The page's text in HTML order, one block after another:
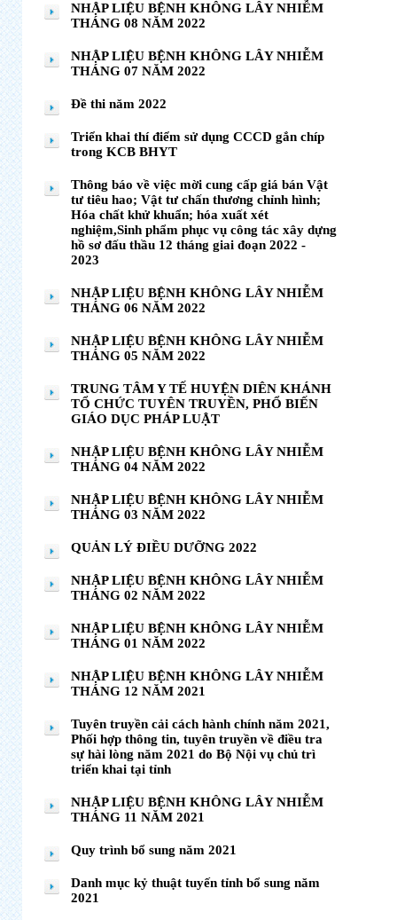
NHẬP LIỆU BỆNH KHÔNG LÂY NHIỄM
THÁNG 08 NĂM 2022
NHẬP LIỆU BỆNH KHÔNG LÂY NHIỄM
THÁNG 07 NĂM 2022
Đề thi năm 2022
Triển khai thí điểm sử dụng CCCD gắn chíp
trong KCB BHYT
Thông báo về việc mời cung cấp giá bán Vật
tư tiêu hao; Vật tư chấn thương chỉnh hình;
Hóa chất khử khuẩn; hóa xuất xét
nghiệm,Sinh phẩm phục vụ công tác xây dựng
hồ sơ đấu thầu 12 tháng giai đoạn 2022 -
2023
NHẬP LIỆU BỆNH KHÔNG LÂY NHIỄM
THÁNG 06 NĂM 2022
NHẬP LIỆU BỆNH KHÔNG LÂY NHIỄM
THÁNG 05 NĂM 2022
TRUNG TÂM Y TẾ HUYỆN DIÊN KHÁNH
TỔ CHỨC TUYÊN TRUYỀN, PHỔ BIẾN
GIÁO DỤC PHÁP LUẬT
NHẬP LIỆU BỆNH KHÔNG LÂY NHIỄM
THÁNG 04 NĂM 2022
NHẬP LIỆU BỆNH KHÔNG LÂY NHIỄM
THÁNG 03 NĂM 2022
QUẢN LÝ ĐIỀU DƯỠNG 2022
NHẬP LIỆU BỆNH KHÔNG LÂY NHIỄM
THÁNG 02 NĂM 2022
NHẬP LIỆU BỆNH KHÔNG LÂY NHIỄM
THÁNG 01 NĂM 2022
NHẬP LIỆU BỆNH KHÔNG LÂY NHIỄM
THÁNG 12 NĂM 2021
Tuyên truyền cải cách hành chính năm 2021,
Phối hợp thông tin, tuyên truyền về điều tra
sự hài lòng năm 2021 do Bộ Nội vụ chủ trì
triển khai tại tỉnh
NHẬP LIỆU BỆNH KHÔNG LÂY NHIỄM
THÁNG 11 NĂM 2021
Quy trình bổ sung năm 2021
Danh mục kỷ thuật tuyến tỉnh bổ sung năm
2021